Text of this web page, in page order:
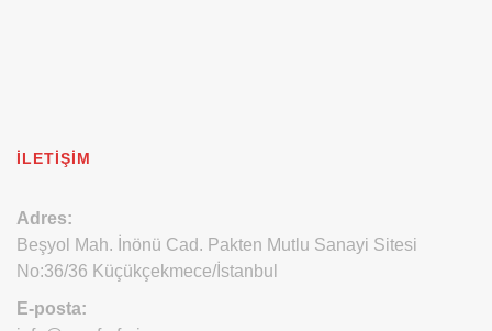
İLETIŞIM
Adres:
Beşyol Mah. İnönü Cad. Pakten Mutlu Sanayi Sitesi
No:36/36 Küçükçekmece/İstanbul
E-posta: